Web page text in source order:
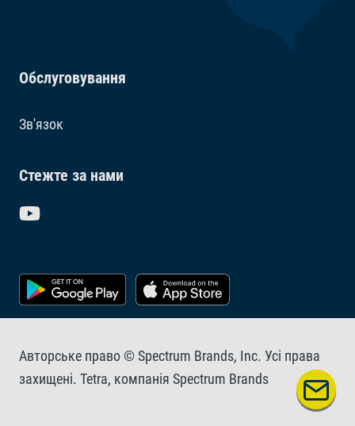
Обслуговування
Зв'язок
Стежте за нами
Авторське право © Spectrum Brands, Inc. Усі права
захищені. Tetra, компанія Spectrum Brands